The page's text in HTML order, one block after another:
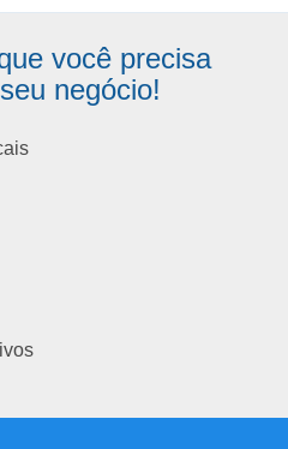
você precisa
negócio!